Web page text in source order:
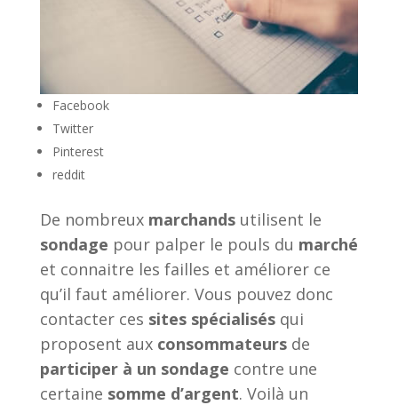
Facebook
Twitter
Pinterest
reddit
De nombreux marchandsutilisent le
sondage pour palper le pouls du marché
et connaitre les failles et améliorer ce
qu’il faut améliorer. Vous pouvez donc
contacter ces sites spécialisésqui
proposent aux consommateursde
participer à un sondage contre une
certaine somme d’argent. Voilà un